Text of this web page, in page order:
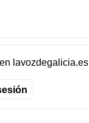
lavozdegalicia.es